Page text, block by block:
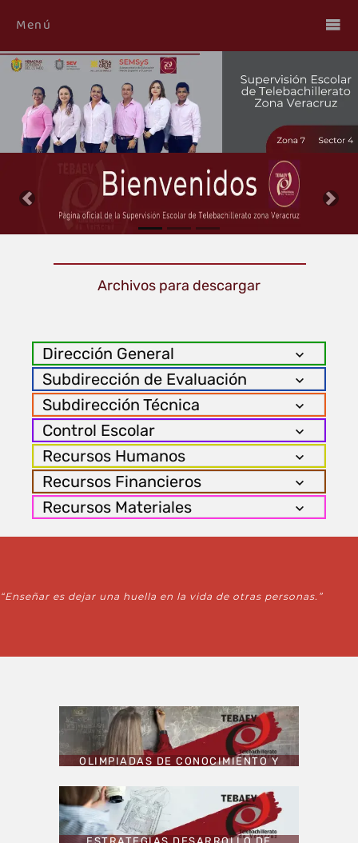
Menú
PREVIOUS
Archivos para descargar
Dirección General
Subdirección de Evaluación
Subdirección Técnica
Control Escolar
Recursos Humanos
Recursos Financieros
Recursos Materiales
“Enseñar es dejar una huella en la vida de otras personas.”
OLIMPIADAS DE CONOCIMIENTO Y